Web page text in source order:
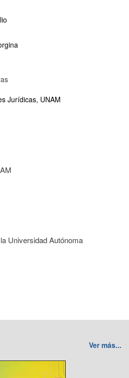
Jurídicas, UNAM
Universidad Autónoma
Ver más...